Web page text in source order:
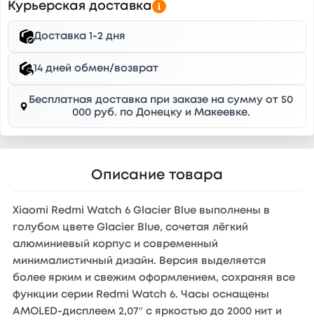
Курьерская доставка
Доставка 1-2 дня
14 дней обмен/возврат
Бесплатная доставка при заказе на сумму от 50
000 руб. по Донецку и Макеевке.
Описание товара
Xiaomi Redmi Watch 6 Glacier Blue выполнены в
голубом цвете Glacier Blue, сочетая лёгкий
алюминиевый корпус и современный
минималистичный дизайн. Версия выделяется
более ярким и свежим оформлением, сохраняя все
функции серии Redmi Watch 6. Часы оснащены
AMOLED-дисплеем 2,07″ с яркостью до 2000 нит и